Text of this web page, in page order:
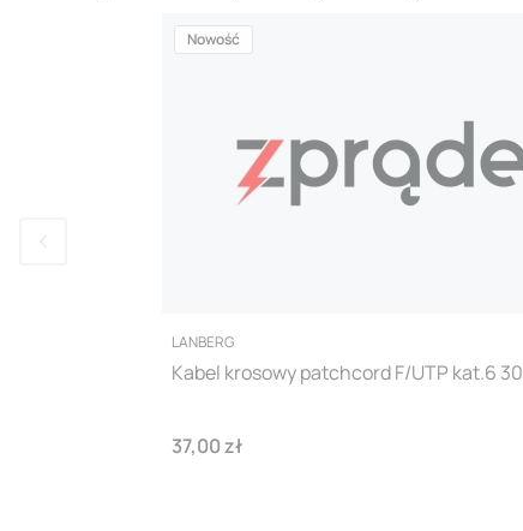
Nowość
PRODUCENT
LANBERG
Kabel krosowy patchcord F/UTP kat.6
Cena
37,00 zł